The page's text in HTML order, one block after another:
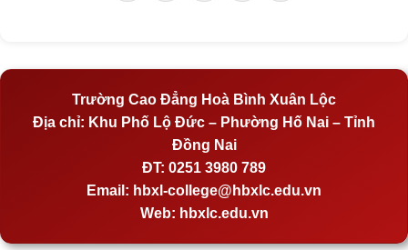
Trường Cao Đẳng Hoà Bình Xuân Lộc
Địa chỉ: Khu Phố Lộ Đức – Phường Hố Nai – Tỉnh
Đồng Nai
ĐT: 0251 3980 789
Email: hbxl-college@hbxlc.edu.vn
Web: hbxlc.edu.vn